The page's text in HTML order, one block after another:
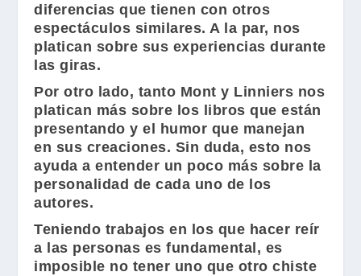
diferencias que tienen con otros
espectáculos similares. A la par, nos
platican sobre sus experiencias durante
las giras.
Por otro lado, tanto Mont y Linniers nos
platican más sobre los libros que están
presentando y el humor que manejan
en sus creaciones. Sin duda, esto nos
ayuda a entender un poco más sobre la
personalidad de cada uno de los
autores.
Teniendo trabajos en los que hacer reír
a las personas es fundamental, es
imposible no tener uno que otro chiste